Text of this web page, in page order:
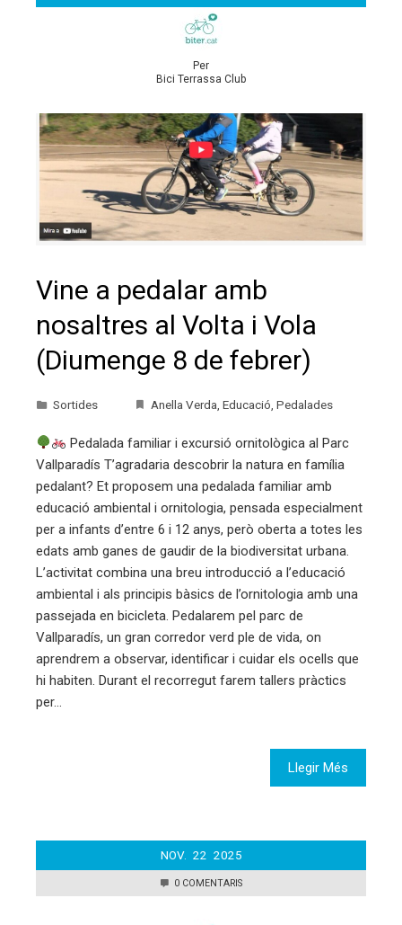
Per
Bici Terrassa Club
Vine a pedalar amb
nosaltres al Volta i Vola
(Diumenge 8 de febrer)
Sortides Anella Verda Educació Pedalades
Pedalada familiar i excursió ornitològica al Parc
Vallparadís T’agradaria descobrir la natura en família
pedalant? Et proposem una pedalada familiar amb
educació ambiental i ornitologia, pensada especialment
per a infants d’entre 6 i 12 anys, però oberta a totes les
edats amb ganes de gaudir de la biodiversitat urbana.
L’activitat combina una breu introducció a l’educació
ambiental i als principis bàsics de l’ornitologia amb una
passejada en bicicleta. Pedalarem pel parc de
Vallparadís, un gran corredor verd ple de vida, on
aprendrem a observar, identificar i cuidar els ocells que
hi habiten. Durant el recorregut farem tallers pràctics
per…
Llegir Més
NOV. 22 2025
0 COMENTARIS